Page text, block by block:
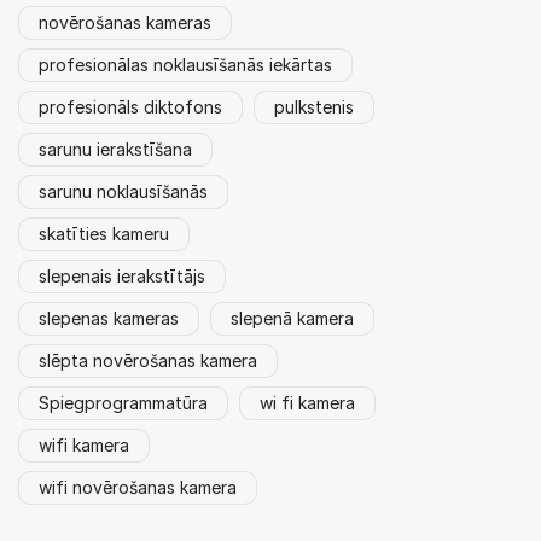
novērošanas kameras
profesionālas noklausīšanās iekārtas
profesionāls diktofons pulkstenis
sarunu ierakstīšana
sarunu noklausīšanās
skatīties kameru
slepenais ierakstītājs
slepenas kameras slepenā kamera
slēpta novērošanas kamera
Spiegprogrammatūra wi fi kamera
wifi kamera
wifi novērošanas kamera